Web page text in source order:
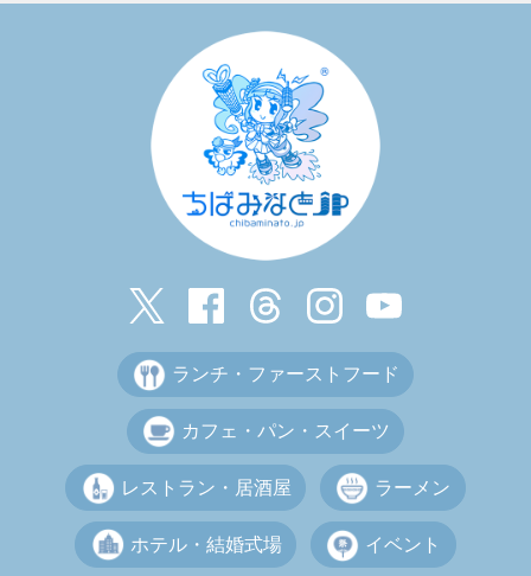
ランチ・ファーストフード
カフェ・パン・スイーツ
レストラン・居酒屋 ラーメン
ホテル・結婚式場 イベント